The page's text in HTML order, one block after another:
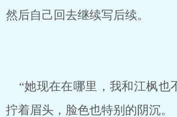
然后自己回去继续写后续。
“她现在在哪里，我和江枫也
拧着眉头，脸色也特别的阴沉。